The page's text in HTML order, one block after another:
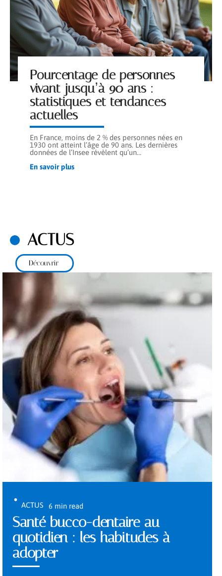
Pourcentage de personnes
vivant jusqu’à 90 ans :
statistiques et tendances
actuelles
En France, moins de 2 % des personnes nées en
1930 ont atteint l’âge de 90 ans. Les dernières
données de l’Insee révèlent qu’un…
En savoir plus
ACTUS
Découvrir
ACTUS 6 min read
Santé bucco-dentaire au
quotidien : les habitudes à
adopter